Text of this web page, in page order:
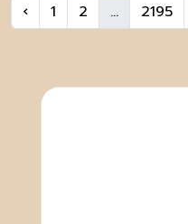
‹ 1 2 ... 2195